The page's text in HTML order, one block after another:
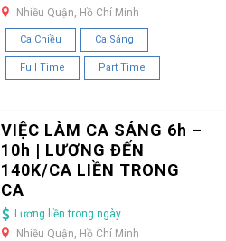
Nhiều Quận, Hồ Chí Minh
Ca Chiều Ca Sáng
Full Time Part Time
VIỆC LÀM CA SÁNG 6h –
10h | LƯƠNG ĐẾN
140K/CA LIỀN TRONG
CA
Lương liền trong ngày
Nhiều Quận, Hồ Chí Minh